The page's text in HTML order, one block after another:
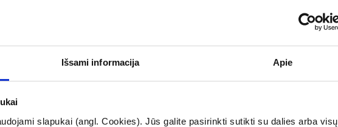
Išsami informacija Apie
slapukai (angl. Cookies). Jūs galite pasirinkti sutikti su dalies arba visų
nepasiekiamoje vietoje.
Lenkija